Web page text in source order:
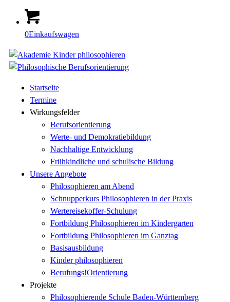
0Einkaufswagen
Startseite
Termine
Wirkungsfelder
Berufsorientierung
Werte- und Demokratiebildung
Nachhaltige Entwicklung
Frühkindliche und schulische Bildung
Unsere Angebote
Philosophieren am Abend
Schnupperkurs Philosophieren in der Praxis
Wertereisekoffer-Schulung
Fortbildung Philosophieren im Kindergarten
Fortbildung Philosophieren im Ganztag
Basisausbildung
Kinder philosophieren
Berufungs!Orientierung
Projekte
Philosophierende Schule Baden-Württemberg